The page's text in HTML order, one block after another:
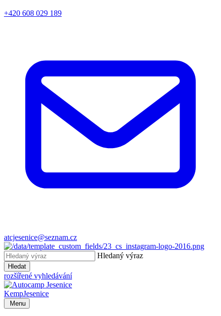
+420 608 029 189
atcjesenice@seznam.cz
Hledaný výraz
Hledat
rozšířené vyhledávání
KempJesenice
Menu